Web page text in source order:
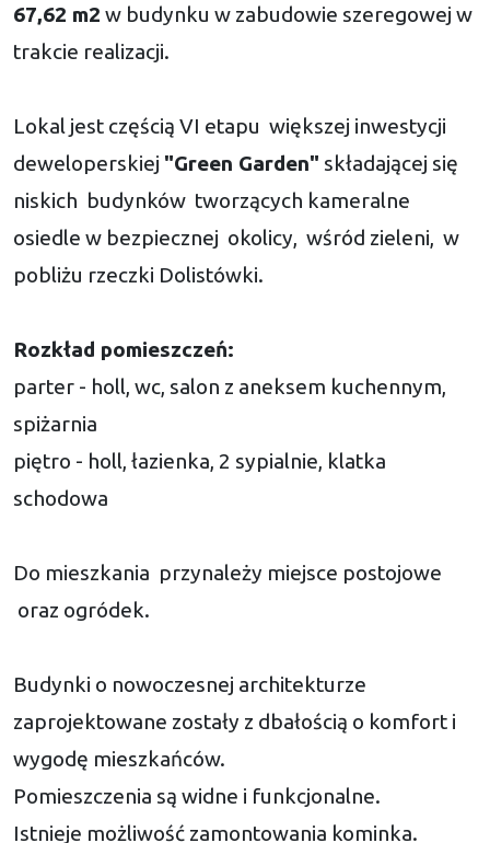
67,62 m2 w budynku w zabudowie szeregowej w
trakcie realizacji.
Lokal jest częścią VI etapu większej inwestycji
deweloperskiej "Green Garden" składającej się
niskich budynków tworzących kameralne
osiedle w bezpiecznej okolicy, wśród zieleni, w
pobliżu rzeczki Dolistówki.
Rozkład pomieszczeń:
parter - holl, wc, salon z aneksem kuchennym,
spiżarnia
piętro - holl, łazienka, 2 sypialnie, klatka
schodowa
Do mieszkania przynależy miejsce postojowe
oraz ogródek.
Budynki o nowoczesnej architekturze
zaprojektowane zostały z dbałością o komfort i
wygodę mieszkańców.
Pomieszczenia są widne i funkcjonalne.
Istnieje możliwość zamontowania kominka.